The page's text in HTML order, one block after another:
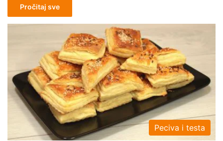
Pročitaj sve
Peciva i testa